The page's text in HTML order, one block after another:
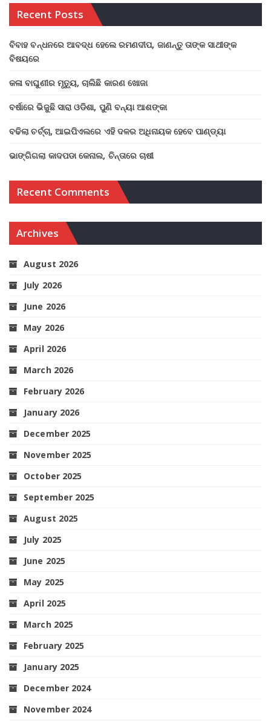
Recent Posts
ବିବାହ ବନ୍ଧନରେ ଆବଦ୍ଧ ହେଲେ ରମଣଦୀପ, ଜାଣନ୍ତୁ ତାଙ୍କ ସାଥୀଙ୍କ
ବିଷୟରେ
କଳା ବାଘୁଣୀର ମୃତ୍ୟୁ, ଚାଲିଛି କାରଣ ଖୋଜା
ବର୍ଷାରେ ଭିଜୁଛି ସାରା ଓଡିଶା, ପୁଣି ବନ୍ୟା ଆଶଙ୍କା
ବଢିଲା ଚର୍ଚ୍ଚା, ଆଇପିଏଲରେ ଏହି ଦଳର ଅଧିନାୟକ ହେବେ ପାଣ୍ଡ୍ୟା
ଭାଙ୍ଗିଗଲା କାଦପଡା କେନାଲ, ଚିନ୍ତାରେ ଚାଷୀ
Recent Comments
Archives
August 2026
July 2026
June 2026
May 2026
April 2026
March 2026
February 2026
January 2026
December 2025
November 2025
October 2025
September 2025
August 2025
July 2025
June 2025
May 2025
April 2025
March 2025
February 2025
January 2025
December 2024
November 2024